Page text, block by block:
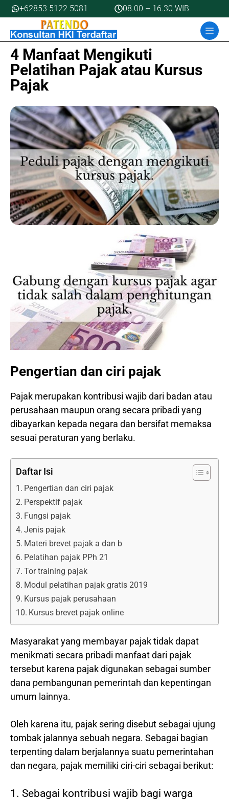
Skip
to
content
+62853 5122 5081 08.00 – 16.30 WIB
4 Manfaat Mengikuti
Pelatihan Pajak atau Kursus
Pajak
Pengertian dan ciri pajak
Pajak merupakan kontribusi wajib dari badan atau
perusahaan maupun orang secara pribadi yang
dibayarkan kepada negara dan bersifat memaksa
sesuai peraturan yang berlaku.
Daftar Isi
Pengertian dan ciri pajak
Perspektif pajak
Fungsi pajak
Jenis pajak
Materi brevet pajak a dan b
Pelatihan pajak PPh 21
Tor training pajak
Modul pelatihan pajak gratis 2019
Kursus pajak perusahaan
Kursus brevet pajak online
Masyarakat yang membayar pajak tidak dapat
menikmati secara pribadi manfaat dari pajak
tersebut karena pajak digunakan sebagai sumber
dana pembangunan pemerintah dan kepentingan
umum lainnya.
Oleh karena itu, pajak sering disebut sebagai ujung
tombak jalannya sebuah negara. Sebagai bagian
terpenting dalam berjalannya suatu pemerintahan
dan negara, pajak memiliki ciri-ciri sebagai berikut:
1. Sebagai kontribusi wajib bagi warga